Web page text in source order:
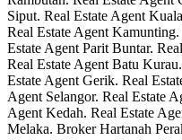
Siput. Real Estate Agent
Real Estate Agent
Estate Agent Parit Buntar.
Real Estate Agent Batu
Estate Agent Gerik. Real
Agent Selangor. Real Estate
Agent Kedah. Real Estate
Melaka. Broker Hartanah